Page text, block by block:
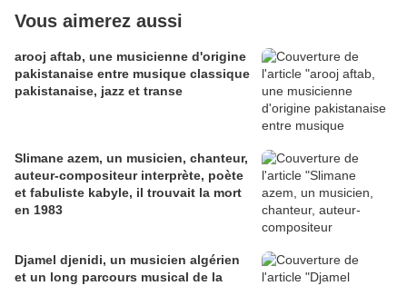
Vous aimerez aussi
arooj aftab, une musicienne d'origine
pakistanaise entre musique classique
pakistanaise, jazz et transe
Slimane azem, un musicien, chanteur,
auteur-compositeur interprète, poète
et fabuliste kabyle, il trouvait la mort
en 1983
Djamel djenidi, un musicien algérien
et un long parcours musical de la